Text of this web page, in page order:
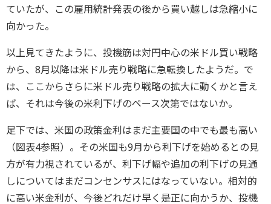
ていたが、この雇用統計発表の後から買い越しは急縮小に
向かった。
以上見てきたように、投機筋は対円中心の米ドル買い戦略
から、8月以降は米ドル売り戦略に急転換したようだ。で
は、ここからさらに米ドル売り戦略の拡大に動くかと言え
ば、それは今後の米利下げのペース次第ではないか。
足下では、米国の政策金利はまだ主要国の中でも最も高い
（図表4参照）。その米国も9月から利下げを始めるとの見
方が有力視されているが、利下げ幅や追加の利下げの見通
しについてはまだコンセンサスにはなっていない。相対的
に高い米金利が、今後どれだけ早く是正に向かうか、投機